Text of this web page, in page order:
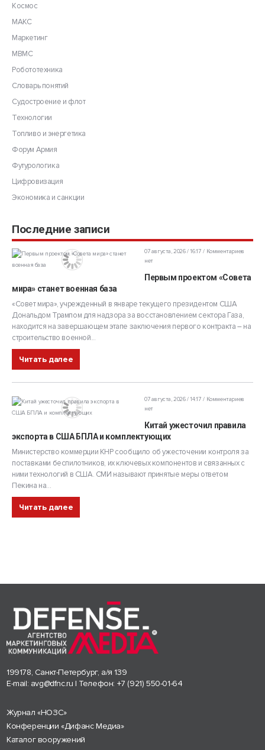
Космос
МАКС
Маркетинг
МВМС
Робототехника
Словарь понятий
Судостроение и флот
Технологии
Топливо и энергетика
Форум Армия
Футурологика
Цифровизация
Экономика и санкции
Последние записи
07 августа, 2026 / 16:17
Комментариев
нет
Первым проектом «Совета
мира» станет военная база
«Совет мира», учрежденный в январе текущего президентом США
Дональдом Трампом для надзора за восстановлением сектора Газа,
находится на завершающем этапе заключения первого контракта – на
строительство военной...
Читать далее
07 августа, 2026 / 14:17
Комментариев
нет
Китай ужесточил правила
экспорта в США БПЛА и комплектующих
Министерство коммерции КНР сообщило об ужесточении контроля за
поставками беспилотников, их ключевых компонентов и связанных с
ними технологий в США. СМИ называют принятые меры ответом
Пекина на...
Читать далее
199178, Санкт-Петербург, а/я 139
E-mail: avg@dfnc.ru | Телефон: +7 (921) 550-01-64
Журнал «НОЗС»
Конференции «Дифанс Медиа»
Каталог вооружений